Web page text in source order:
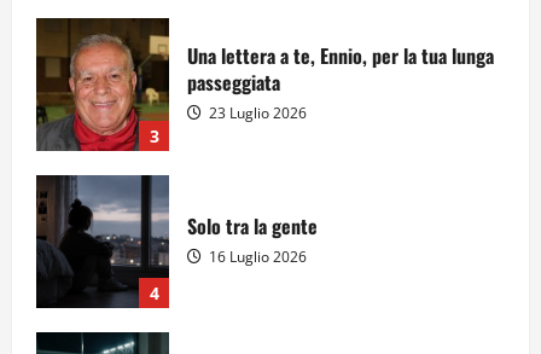
3
Una lettera a te, Ennio, per la tua lunga
passeggiata
23 Luglio 2026
4
Solo tra la gente
16 Luglio 2026